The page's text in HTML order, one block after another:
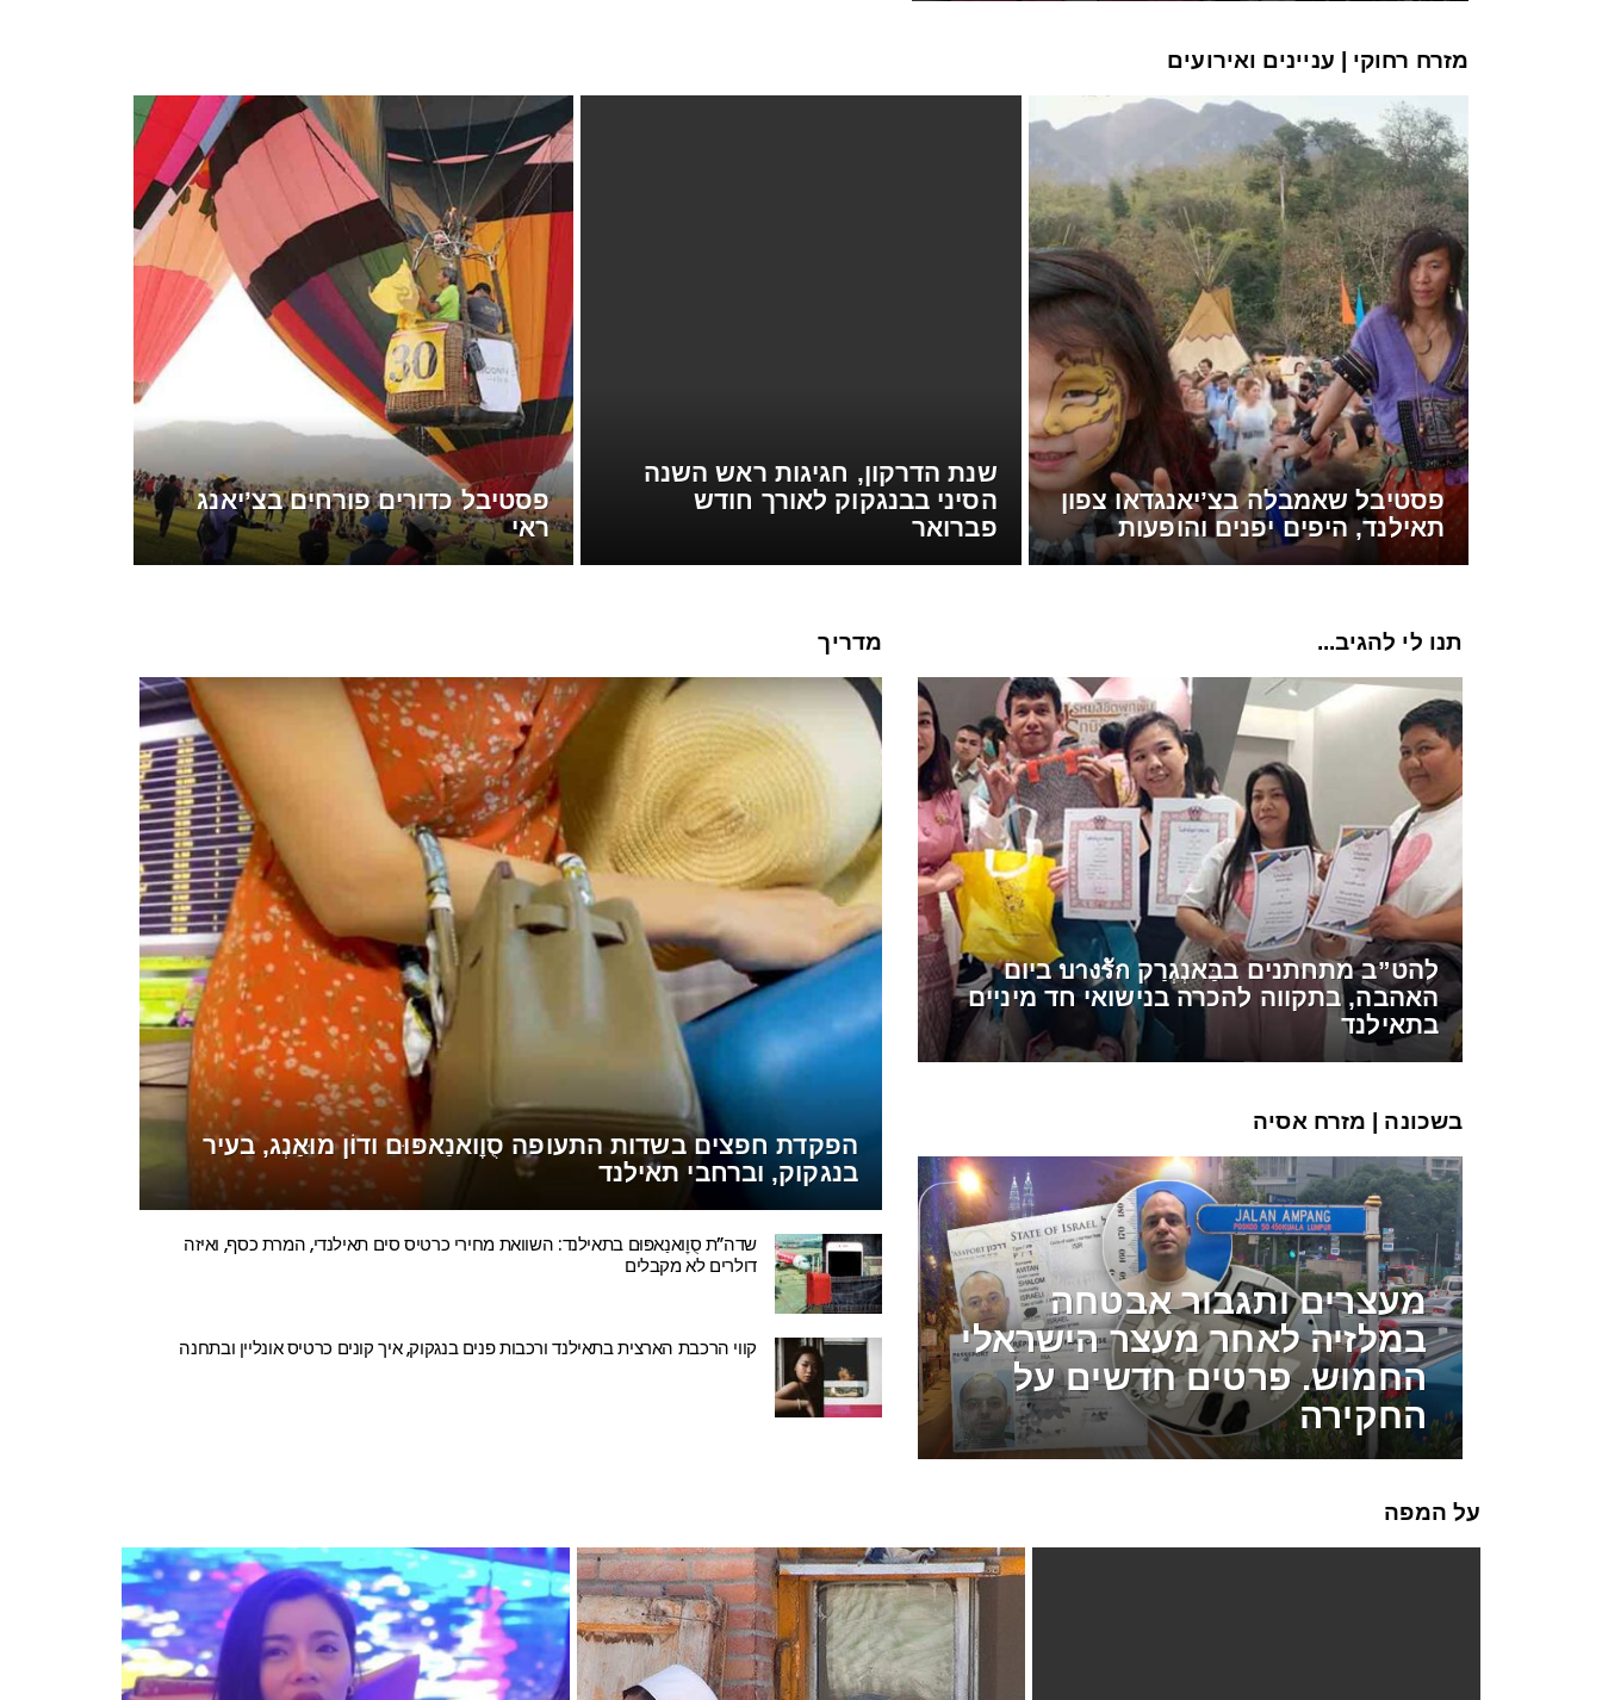
מזרח רחוקי | עניינים ואירועים
פסטיבל שאמבלה בצ’יאנגדאו צפון
תאילנד, היפים יפנים והופעות
שנת הדרקון, חגיגות ראש השנה
הסיני בבנגקוק לאורך חודש
פברואר
פסטיבל כדורים פורחים בצ’יאנג
ראי
תנו לי להגיב...
להט”ב מתחתנים בבַּאנְגְרַק บางรัก ביום
האהבה, בתקווה להכרה בנישואי חד מיניים
בתאילנד
בשכונה | מזרח אסיה
מעצרים ותגבור אבטחה
במלזיה לאחר מעצר הישראלי
החמוש. פרטים חדשים על
החקירה
מדריך
הפקדת חפצים בשדות התעופה סֻוׇואנַאפּוּם ודוֹן מוּאַנְג, בעיר
בנגקוק, וברחבי תאילנד
שדה”ת סֻוׇואנַאפּוּם בתאילנד: השוואת מחירי כרטיס סים תאילנדי, המרת כסף, ואיזה
דולרים לא מקבלים
קווי הרכבת הארצית בתאילנד ורכבות פנים בנגקוק, איך קונים כרטיס אונליין ובתחנה
על המפה